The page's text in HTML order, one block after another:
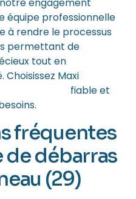
équipe professionnelle
à rendre le processus
permettant de
tout en
Maxi
fiable et
fréquentes
de débarras
(29)